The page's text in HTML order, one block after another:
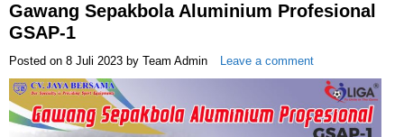
Gawang Sepakbola Aluminium Profesional
GSAP-1
Posted on 8 Juli 2023 by Team Admin Leave a comment